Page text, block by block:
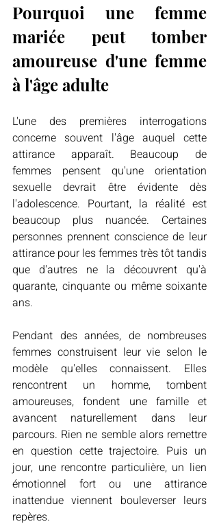
Pourquoi une femme
mariée peut tomber
amoureuse d'une femme
à l'âge adulte
L'une des premières interrogations
concerne souvent l'âge auquel cette
attirance apparaît. Beaucoup de
femmes pensent qu'une orientation
sexuelle devrait être évidente dès
l'adolescence. Pourtant, la réalité est
beaucoup plus nuancée. Certaines
personnes prennent conscience de leur
attirance pour les femmes très tôt tandis
que d'autres ne la découvrent qu'à
quarante, cinquante ou même soixante
ans.
Pendant des années, de nombreuses
femmes construisent leur vie selon le
modèle qu'elles connaissent. Elles
rencontrent un homme, tombent
amoureuses, fondent une famille et
avancent naturellement dans leur
parcours. Rien ne semble alors remettre
en question cette trajectoire. Puis un
jour, une rencontre particulière, un lien
émotionnel fort ou une attirance
inattendue viennent bouleverser leurs
repères.